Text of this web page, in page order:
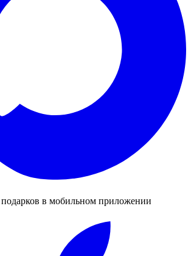
в мобильном приложении